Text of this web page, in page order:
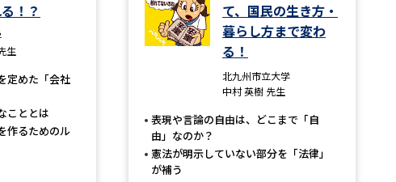
請求
留学・進学関連、塾・予備校
求
！？
生
定めた「会社
こととは
作るためのル
て、国民の生き方・
暮らし方まで変わ
る！
北九州市立大学
中村 英樹 先生
表現や言論の自由は、どこまで「自
由」なのか？
憲法が明示していない部分を「法律」
が補う